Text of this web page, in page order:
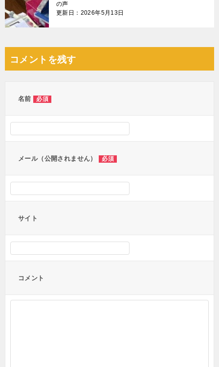
の声
更新日：2026年5月13日
コメントを残す
名前 必須
メール（公開されません） 必須
サイト
コメント